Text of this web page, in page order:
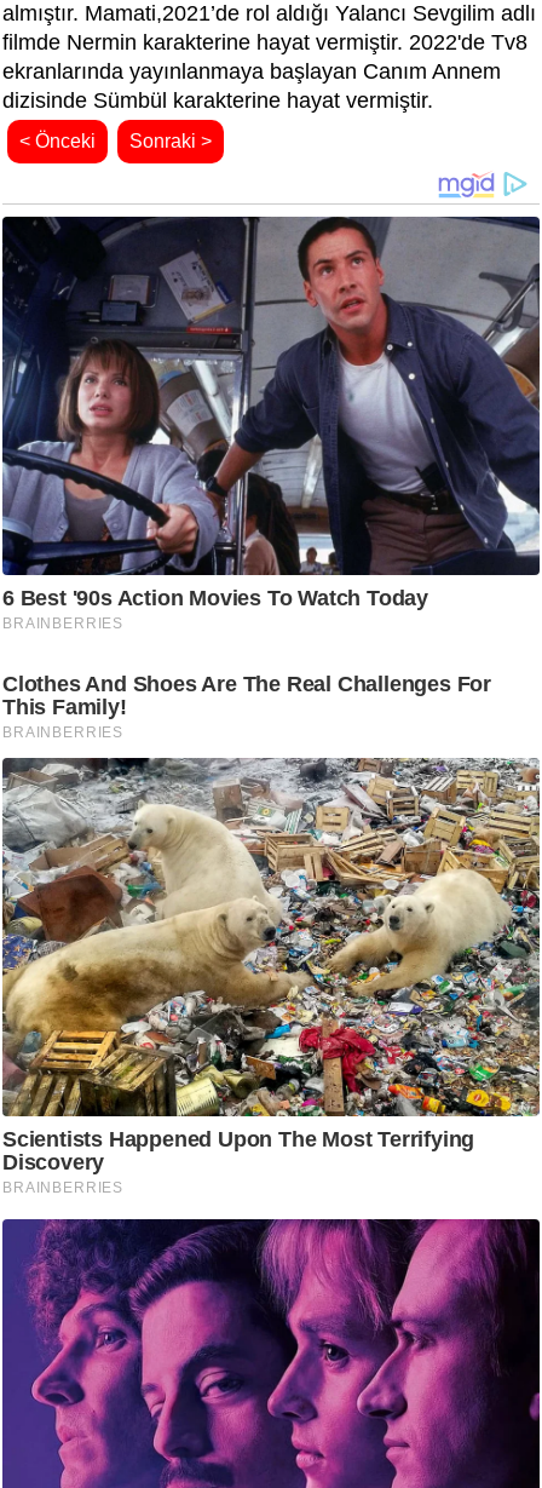
almıştır. Mamati,2021’de rol aldığı Yalancı Sevgilim adlı
filmde Nermin karakterine hayat vermiştir. 2022'de Tv8
ekranlarında yayınlanmaya başlayan Canım Annem
dizisinde Sümbül karakterine hayat vermiştir.
< Önceki Sonraki >